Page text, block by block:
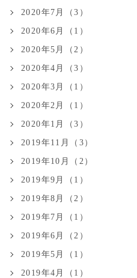
2020年7月（3）
2020年6月（1）
2020年5月（2）
2020年4月（3）
2020年3月（1）
2020年2月（1）
2020年1月（3）
2019年11月（3）
2019年10月（2）
2019年9月（1）
2019年8月（2）
2019年7月（1）
2019年6月（2）
2019年5月（1）
2019年4月（1）